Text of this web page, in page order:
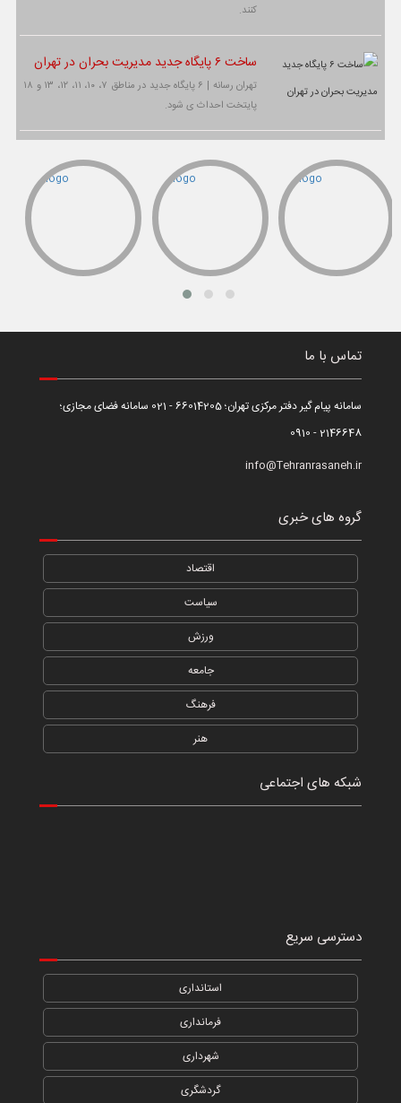
کنند.
ساخت ۶ پایگاه جدید مدیریت بحران در تهران
تهران رسانه | ۶ پایگاه جدید در مناطق ۷، ۱۰، ۱۱، ۱۲، ۱۳ و ۱۸
پایتخت احداث ی شود.
تماس با ما
سامانه پیام گیر دفتر مرکزی تهران؛ 66014205 - 021 سامانه فضای مجازی؛
2146648 - 0910
info@Tehranrasaneh.ir
گروه های خبری
اقتصاد
سیاست
ورزش
جامعه
فرهنگ
هنر
شبکه های اجتماعی
دسترسی سریع
استانداری
فرمانداری
شهرداری
گردشگری